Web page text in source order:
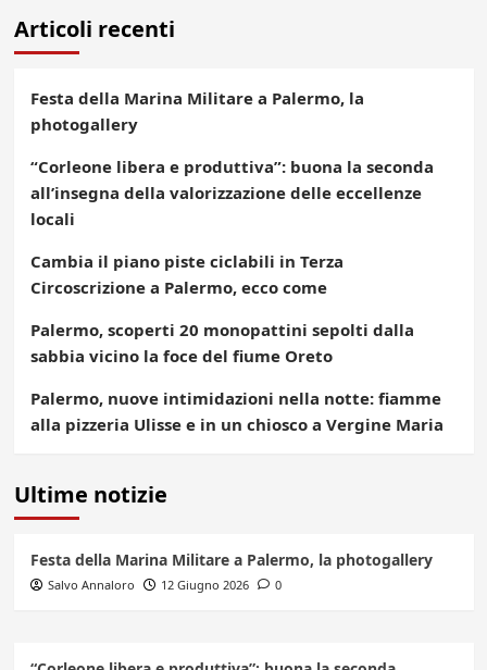
Articoli recenti
Festa della Marina Militare a Palermo, la
photogallery
“Corleone libera e produttiva”: buona la seconda
all’insegna della valorizzazione delle eccellenze
locali
Cambia il piano piste ciclabili in Terza
Circoscrizione a Palermo, ecco come
Palermo, scoperti 20 monopattini sepolti dalla
sabbia vicino la foce del fiume Oreto
Palermo, nuove intimidazioni nella notte: fiamme
alla pizzeria Ulisse e in un chiosco a Vergine Maria
Ultime notizie
Festa della Marina Militare a Palermo, la photogallery
Salvo Annaloro 12 Giugno 2026 0